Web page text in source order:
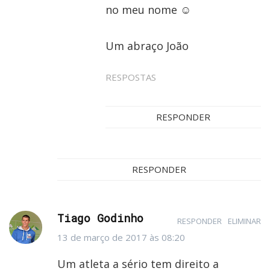
no meu nome ☺️
Um abraço João
RESPOSTAS
RESPONDER
RESPONDER
Tiago Godinho
13 de março de 2017 às 08:20
Um atleta a sério tem direito a
RESPONDER ELIMINAR